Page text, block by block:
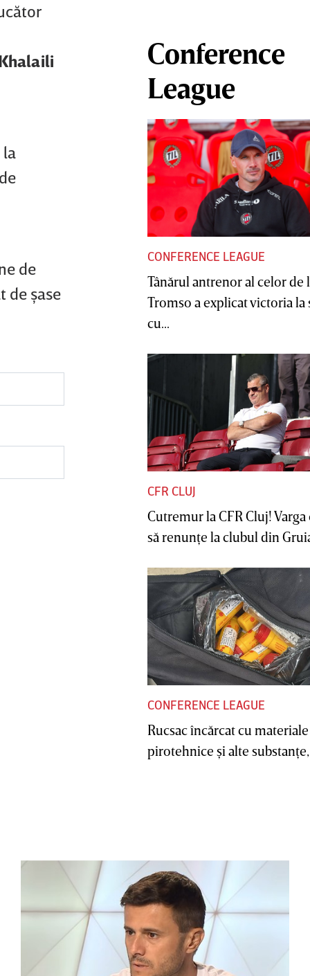
la
de
de şase
Conference
League
CONFERENCE LEAGUE
Tânărul antrenor al celor de
Tromso a explicat victoria la
cu...
CFR CLUJ
Cutremur la CFR Cluj! Varga
să renunţe la clubul din
CONFERENCE LEAGUE
Rucsac încărcat cu materiale
pirotehnice şi alte substanţe,